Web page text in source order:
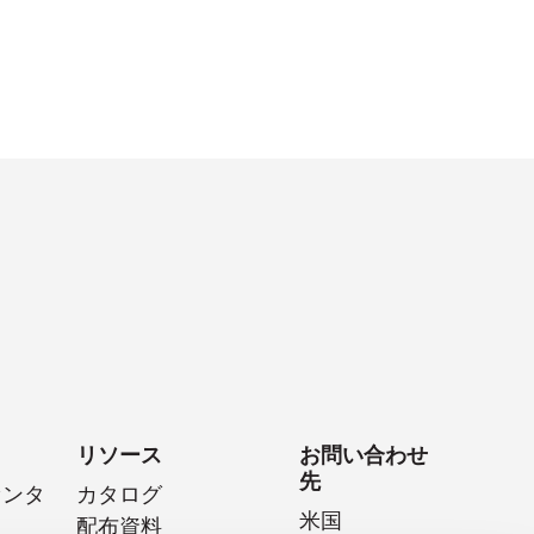
タ
リソース
カタログ
配布資料
お問い合わせ
先
米国